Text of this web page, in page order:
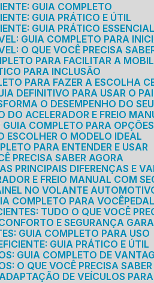
GUIA COMPLETO
GUIA PRÁTICO E ÚTIL
GUIA PRÁTICO ESSENCIAL
GUIA COMPLETO PARA
O QUE VOCÊ PRECISA
PARA FACILITAR A
PARA INCLUSÃO
PARA FAZER A ESCOLHA
DEFINITIVO PARA USAR O
O DESEMPENHO DO
DO ACELERADOR E FREIO
COMPLETO PARA
ESCOLHER O MODELO IDEAL
PARA ENTENDER E USAR
PRECISA SABER AGORA
PRINCIPAIS DIFERENÇAS E
E FREIO MANUAL COM
NO VOLANTE
COMPLETO PARA VOCÊ
TUDO O QUE VOCÊ
E SEGURANÇA
GUIA COMPLETO PARA USO
GUIA PRÁTICO E ÚTIL
GUIA COMPLETO DE
O QUE VOCÊ PRECISA SABER
DE VEÍCULOS